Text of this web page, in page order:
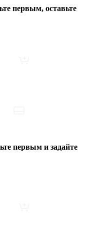
первым, оставьте
первым и задайте